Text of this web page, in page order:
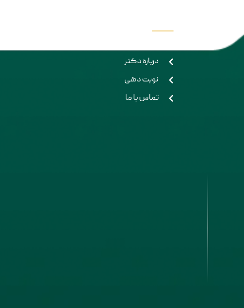
درباره دکتر
نوبت دهی
تماس با ما